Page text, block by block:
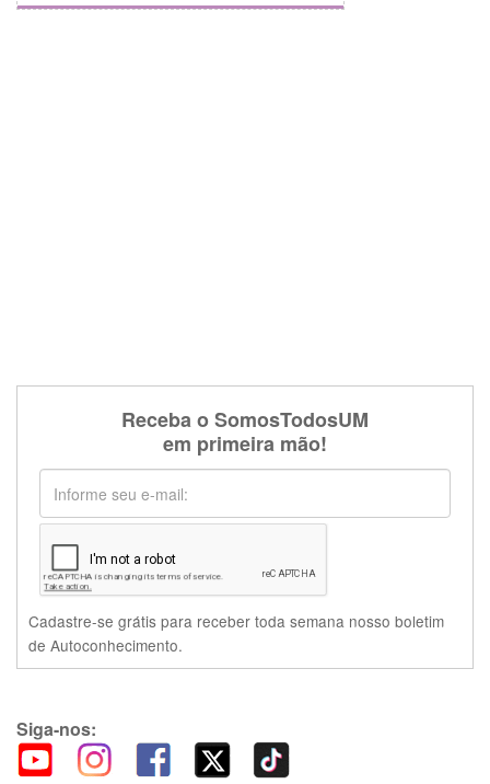
Receba o SomosTodosUM
em primeira mão!
Cadastre-se grátis para receber toda semana nosso boletim
de Autoconhecimento.
Siga-nos: